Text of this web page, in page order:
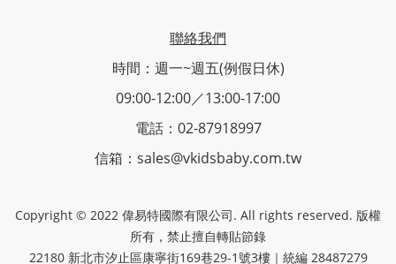
聯絡我們
時間：週一~週五(例假日休)
09:00-12:00／13:00-17:00
電話：02-87918997
信箱：sales@vkidsbaby.com.tw
Copyright © 2022 偉易特國際有限公司. All rights reserved. 版權
所有，禁止擅自轉貼節錄
22180 新北市汐止區康寧街169巷29-1號3樓｜統編 28487279